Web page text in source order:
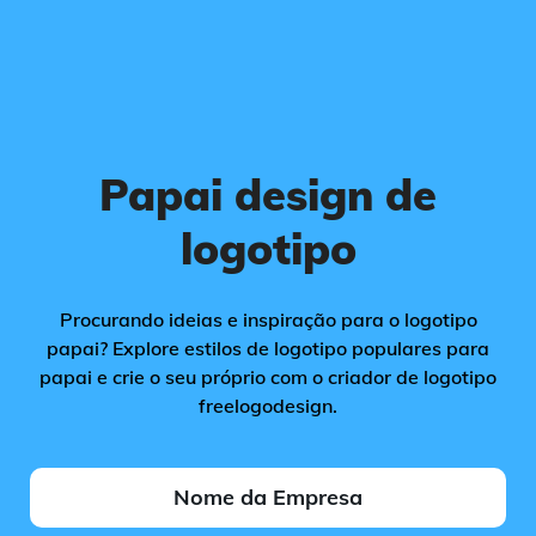
Papai design de
logotipo
Procurando ideias e inspiração para o logotipo
papai? Explore estilos de logotipo populares para
papai e crie o seu próprio com o criador de logotipo
freelogodesign.